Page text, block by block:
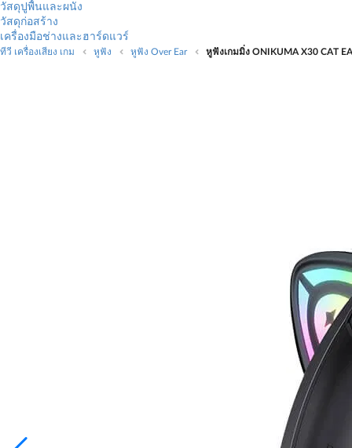
วัสดุปูพื้นและผนัง
วัสดุก่อสร้าง
เครื่องมือช่างและฮาร์ดแวร์
ทีวี เครื่องเสียง เกม หูฟัง หูฟัง Over Ear หูฟังเกมมิ่ง ONIKUMA X30 CAT